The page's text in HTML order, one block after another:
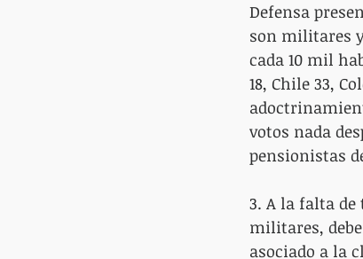
Defensa
son militares
cada 10 mil
18, Chile 33,
votos nada
pensionistas
3. A la falta
militares,
asociado a la